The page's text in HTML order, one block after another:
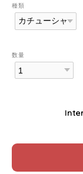
種類
数量